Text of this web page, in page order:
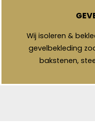
Wij isoleren &
gevelbekleding
bakstenen,